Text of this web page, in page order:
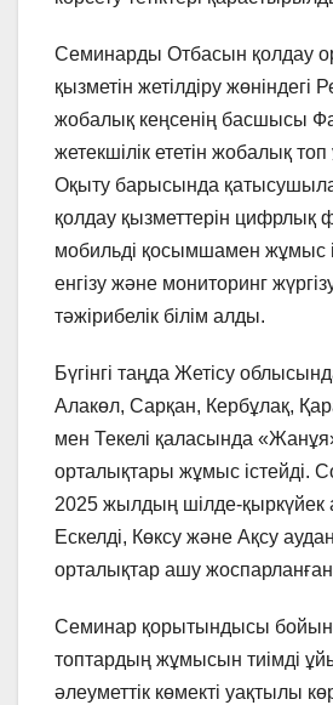
Семинарды Отбасын қолдау
қызметін жетілдіру жөніндегі
жобалық кеңсенің басшысы
жетекшілік ететін жобалық
Оқыту барысында
қолдау қызметтерін цифрлық
мобильді қосымшамен жұмыс
енгізу және мониторинг
тәжірибелік білім алды.
Бүгінгі таңда Жетісу
Алакөл, Сарқан, Кербұлақ,
мен Текелі қаласында
орталықтары жұмыс істейді.
2025 жылдың шілде-қыркүйек
Ескелді, Көксу және Ақсу
орталықтар ашу
Семинар қорытындысы
топтардың жұмысын тиімді
әлеуметтік көмекті уақтылы